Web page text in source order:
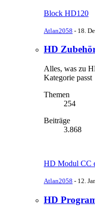
Block HD120
Atlan2058 - 18.
HD
Alles, was zu
Kategorie passt
Themen
254
Beiträge
3.868
HD Modul CC
Atlan2058 - 12.
HD